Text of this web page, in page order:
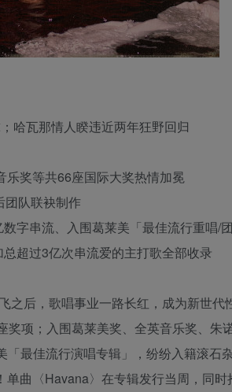
哈瓦那情人睽违近两年狂野回归
奖等共66座国际大奖热情加冕
队联袂制作
字串流、入围葛莱美「最佳流行重唱/团
超过3亿次串流爱的主打歌全部收录
后，歌唱事业一路长红，成为新世代
项；入围葛莱美奖、全英音乐奖、朱
最佳流行演唱专辑」，纷纷入籍滚石
曲〈Havana〉在专辑发行当周，同时